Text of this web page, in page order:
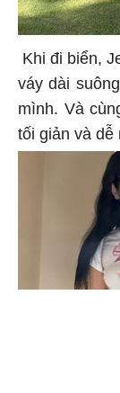
Khi đi biển,
váy dài
mình. Và
tối giản và dễ